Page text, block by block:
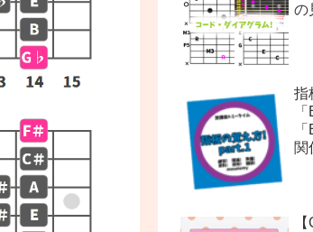
の
指
関